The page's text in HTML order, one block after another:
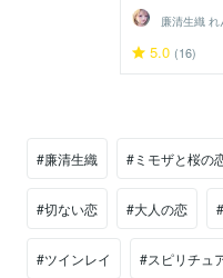
廉清生織 れ
5.0 (16)
#廉清生織 #ミモザと桜の
#切ない恋 #大人の恋
#ツインレイ #スピリチュ